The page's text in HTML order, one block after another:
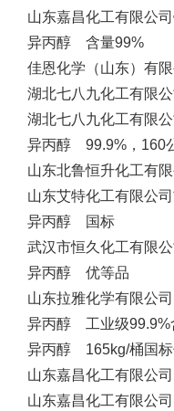
山东嘉昌化工有限公司
异丙醇 含量99%
佳恩化学（山东）有限
湖北七八九化工有限公
湖北七八九化工有限公
异丙醇 99.9%，160
山东北鲁恒升化工有限
山东艾特化工有限公司
异丙醇 国标
武汉市恒久化工有限公
异丙醇 优等品
山东拉雅化学有限公司
异丙醇 工业级99.9%
异丙醇 165kg/桶国标
山东嘉昌化工有限公司
山东嘉昌化工有限公司